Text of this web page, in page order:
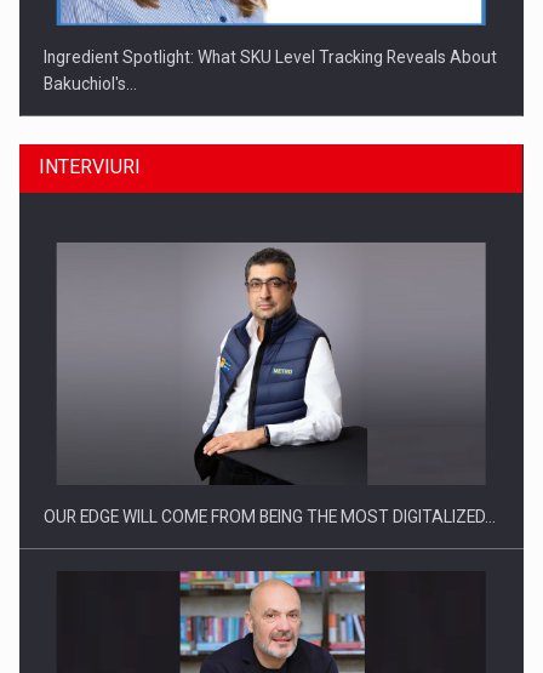
Ingredient Spotlight: What SKU Level Tracking Reveals About
Bakuchiol's…
Producatorii si comerciantii care nu se supun noilor
INTERVIURI
OUR EDGE WILL COME FROM BEING THE MOST DIGITALIZED…